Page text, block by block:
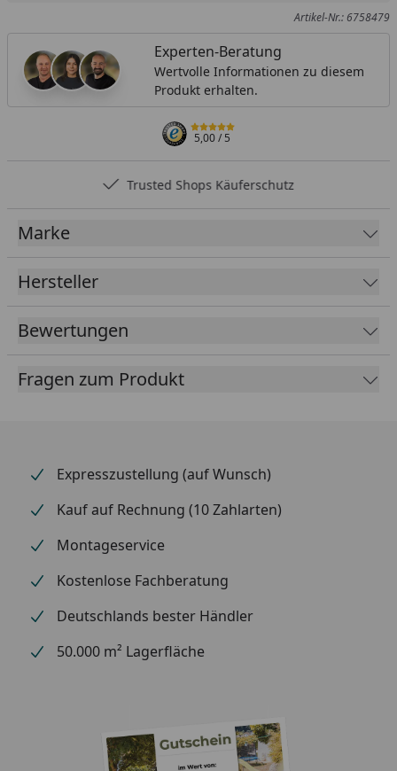
Artikel-Nr.: 6758479
Experten-Beratung
Wertvolle Informationen zu diesem
Produkt erhalten.
5,00/ 5
Trusted Shops Käuferschutz
Marke
Hersteller
Bewertungen
Fragen zum Produkt
Expresszustellung (auf Wunsch)
Kauf auf Rechnung (10 Zahlarten)
Montageservice
Kostenlose Fachberatung
Deutschlands bester Händler
50.000 m² Lagerfläche